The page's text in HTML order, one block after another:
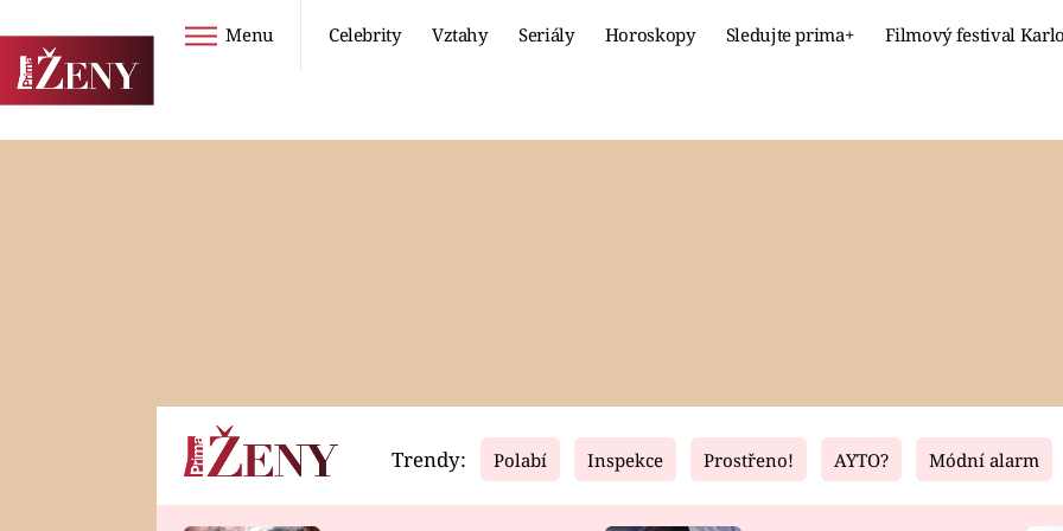
Menu Celebrity Vztahy Seriály Horoskopy Sledujte prima+ Filmový festival
Horoskopy Video Fresh Living
Trendy: Polabí Inspekce Prostřeno! AYTO? Módní alarm